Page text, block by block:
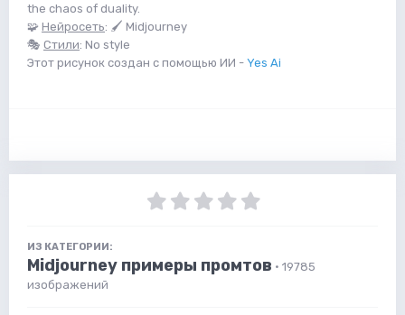
the chaos of duality.
🧩 Нейросеть: 🖌 Midjourney
🎭 Стили: No style
Этот рисунок создан с помощью ИИ - Yes Ai
ИЗ КАТЕГОРИИ:
Midjourney примеры промтов · 19785
изображений